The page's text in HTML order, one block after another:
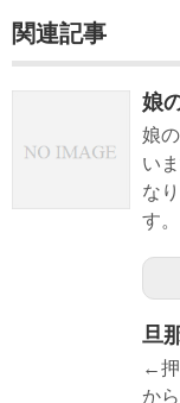
関連記事
娘
娘
い
な
す
旦
←押
か